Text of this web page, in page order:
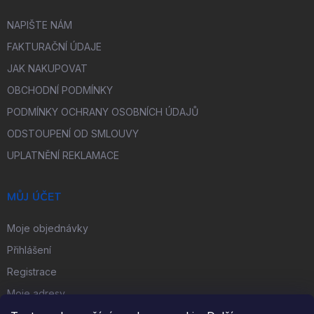
NAPIŠTE NÁM
FAKTURAČNÍ ÚDAJE
JAK NAKUPOVAT
OBCHODNÍ PODMÍNKY
PODMÍNKY OCHRANY OSOBNÍCH ÚDAJŮ
ODSTOUPENÍ OD SMLOUVY
UPLATNĚNÍ REKLAMACE
MŮJ ÚČET
Moje objednávky
Přihlášení
Registrace
Moje adresy